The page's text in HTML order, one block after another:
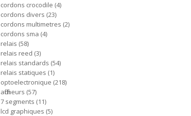
cordons crocodile 4
cordons divers 23
cordons multimetres 2
cordons sma 4
relais 58
relais reed 3
relais standards 54
relais statiques 1
optoelectronique 218
afficheurs 57
7 segments 11
lcd graphiques 5